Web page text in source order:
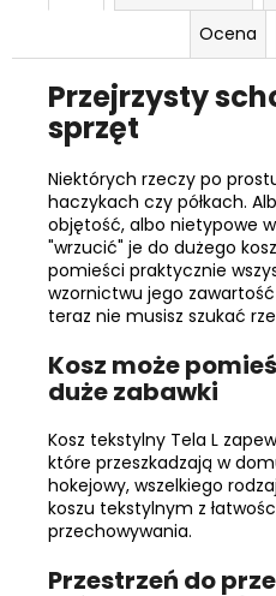
Ocena
Przejrzysty
sprzęt
Niektórych rzeczy po
haczykach czy półkach.
objętość, albo nietypowe
"wrzucić" je do dużego
pomieści praktycznie
wzornictwu jego
teraz nie musisz szukać
Kosz może
duże zabawki
Kosz tekstylny Tela L
które przeszkadzają w
hokejowy, wszelkiego
koszu tekstylnym z
przechowywania.
Przestrzeń do